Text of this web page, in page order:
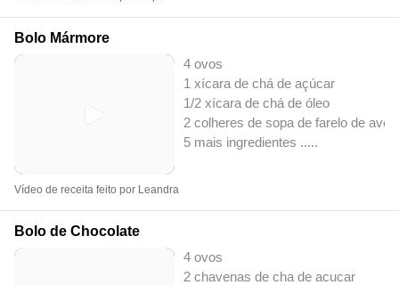
Bolo Mármore
4 ovos
1 xícara de chá de açúcar
1/2 xícara de chá de óleo
2 colheres de sopa de farelo de aveia
5 mais ingredientes .....
Vídeo de receita feito por Leandra
Bolo de Chocolate
4 ovos
2 chavenas de cha de acucar